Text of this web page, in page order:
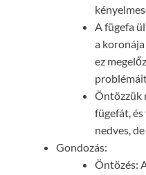
A fügefa
a
ez
Öntözzük
fügefát,
nedves,
Gondozás:
Öntözés: